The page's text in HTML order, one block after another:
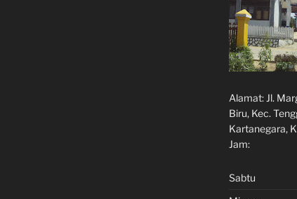
Alamat: Jl.
Biru, Kec.
Kartanegara,
Jam:
Sabtu